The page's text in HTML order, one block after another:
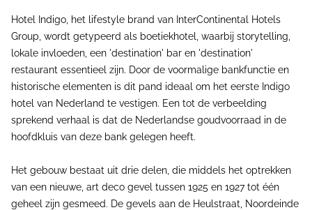
Hotel Indigo, het lifestyle brand van InterContinental Hotels
Group, wordt getypeerd als boetiekhotel, waarbij storytelling,
lokale invloeden, een 'destination' bar en 'destination'
restaurant essentieel zijn. Door de voormalige bankfunctie en
historische elementen is dit pand ideaal om het eerste Indigo
hotel van Nederland te vestigen. Een tot de verbeelding
sprekend verhaal is dat de Nederlandse goudvoorraad in de
hoofdkluis van deze bank gelegen heeft.
Het gebouw bestaat uit drie delen, die middels het optrekken
van een nieuwe, art deco gevel tussen 1925 en 1927 tot één
geheel zijn gesmeed. De gevels aan de Heulstraat, Noordeinde